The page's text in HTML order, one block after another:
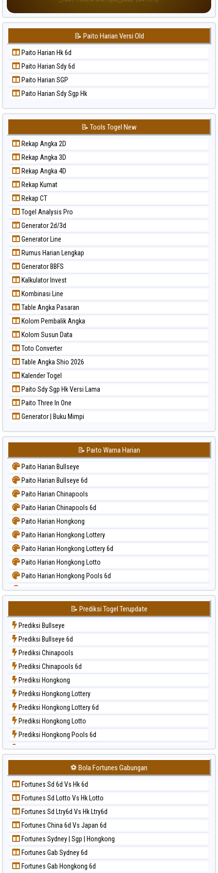
Paito Warna Sydney
Paito Warna Sydney Lottery
Paito Warna Sydney Lottery 6d
Paito Warna Sydney Lotto
Paito Warna Sydney Pools 6d
Paito Warna Taipei
📝 Paito Harian Versi Old
Paito Harian Hk 6d
Paito Harian Sdy 6d
Paito Harian SGP
Paito Harian Sdy Sgp Hk
📝 Tools Togel New
Rekap Angka 2D
Rekap Angka 3D
Rekap Angka 4D
Rekap Kumat
Rekap CT
Togel Analysis Pro
Generator 2d/3d
Generator Line
Rumus Harian Lengkap
Generator BBFS
Kalkulator Invest
Kombinasi Line
Table Angka Pasaran
Kolom Pembalik Angka
Kolom Susun Data
Toto Converter
Table Angka Shio 2026
Kalender Togel
Paito Sdy Sgp Hk Versi Lama
Paito Three In One
Generator | Buku Mimpi
📝 Paito Warna Harian
Paito Harian Bullseye
Paito Harian Bullseye 6d
Paito Harian Chinapools
Paito Harian Chinapools 6d
Paito Harian Hongkong
Paito Harian Hongkong Lottery
Paito Harian Hongkong Lottery 6d
Paito Harian Hongkong Lotto
Paito Harian Hongkong Pools 6d
Paito Harian Japan
Paito Harian Japan 6d
Paito Harian Korea
Paito Harian Kuda Lari
Paito Harian Magnum Cambodia
Paito Harian Nagoya
Paito Harian New York Midday
Paito Harian North Carolina Day
Paito Harian Pcso
Paito Harian Pennsylvania Day
Paito Harian Sao Paulo
Paito Harian Singapore
Paito Harian Sydney
Paito Harian Sydney Lottery
Paito Harian Sydney Lottery 6d
Paito Harian Sydney Lotto
Paito Harian Sydney Pools 6d
Paito Harian Taipei
Paito Harian Taiwan
📝 Prediksi Togel Terupdate
Prediksi Bullseye
Prediksi Bullseye 6d
Prediksi Chinapools
Prediksi Chinapools 6d
Prediksi Hongkong
Prediksi Hongkong Lottery
Prediksi Hongkong Lottery 6d
Prediksi Hongkong Lotto
Prediksi Hongkong Pools 6d
Prediksi Japan
Prediksi Japan 6d
Prediksi Korea
Prediksi Kuda Lari
Prediksi Magnum Cambodia
Prediksi Nagoya
Prediksi North Carolina Day
Prediksi Pcso
Prediksi Sao Paulo
Prediksi Singapore
⚽ Bola Fortunes Gabungan
Fortunes Sd 6d Vs Hk 6d
Fortunes Sd Lotto Vs Hk Lotto
Fortunes Sd Ltry6d Vs Hk Ltry6d
Fortunes China 6d Vs Japan 6d
Fortunes Sydney | Sgp | Hongkong
Fortunes Gab Sydney 6d
Fortunes Gab Hongkong 6d